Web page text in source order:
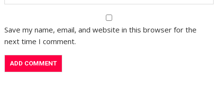
Save my name, email, and website in this browser for the
next time I comment.